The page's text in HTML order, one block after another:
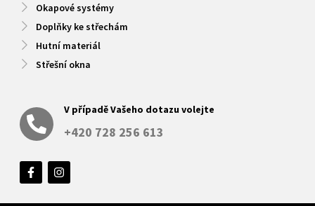
Okapové systémy
Doplňky ke střechám
Hutní materiál
Střešní okna
V případě Vašeho dotazu volejte
+420 728 256 613